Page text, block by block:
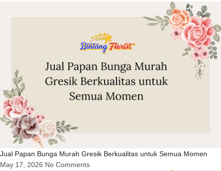
Jual Papan Bunga Murah Gresik Berkualitas untuk Semua Momen
May 17, 2026 No Comments